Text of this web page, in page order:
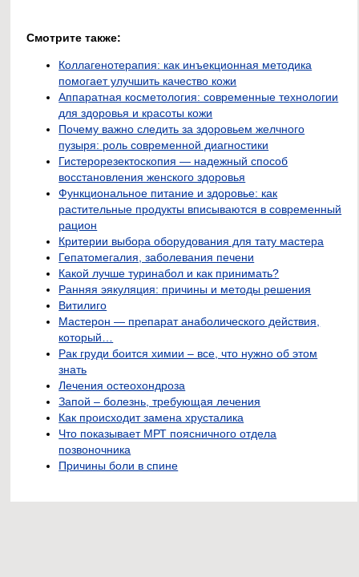
Смотрите также:
Коллагенотерапия: как инъекционная методика
помогает улучшить качество кожи
Аппаратная косметология: современные технологии
для здоровья и красоты кожи
Почему важно следить за здоровьем желчного
пузыря: роль современной диагностики
Гистерорезектоскопия — надежный способ
восстановления женского здоровья
Функциональное питание и здоровье: как
растительные продукты вписываются в современный
рацион
Критерии выбора оборудования для тату мастера
Гепатомегалия, заболевания печени
Какой лучше туринабол и как принимать?
Ранняя эякуляция: причины и методы решения
Витилиго
Мастерон — препарат анаболического действия,
который…
Рак груди боится химии – все, что нужно об этом
знать
Лечения остеохондроза
Запой – болезнь, требующая лечения
Как происходит замена хрусталика
Что показывает МРТ поясничного отдела
позвоночника
Причины боли в спине